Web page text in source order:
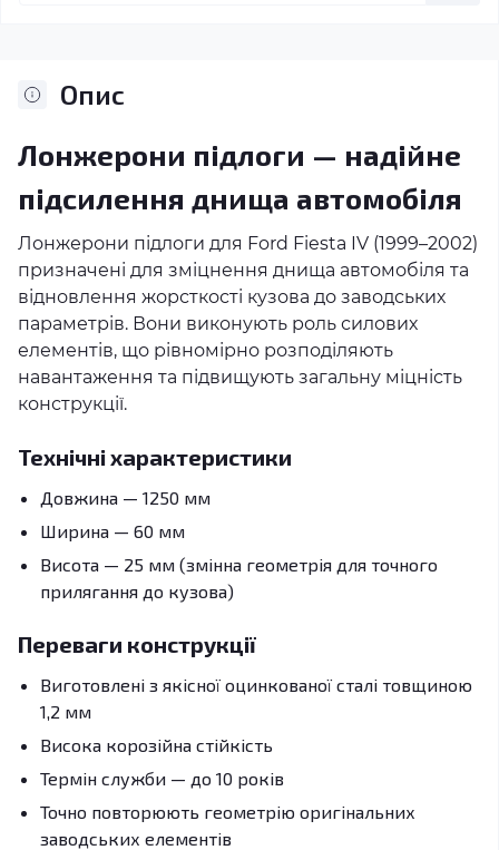
Опис
Лонжерони підлоги — надійне
підсилення днища автомобіля
Лонжерони підлоги для Ford Fiesta IV (1999–2002)
призначені для зміцнення днища автомобіля та
відновлення жорсткості кузова до заводських
параметрів. Вони виконують роль силових
елементів, що рівномірно розподіляють
навантаження та підвищують загальну міцність
конструкції.
Технічні характеристики
Довжина — 1250 мм
Ширина — 60 мм
Висота — 25 мм (змінна геометрія для точного
прилягання до кузова)
Переваги конструкції
Виготовлені з якісної оцинкованої сталі товщиною
1,2 мм
Висока корозійна стійкість
Термін служби — до 10 років
Точно повторюють геометрію оригінальних
заводських елементів